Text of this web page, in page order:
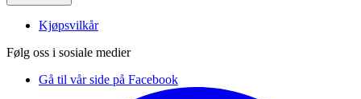
Kjøpsvilkår
Følg oss i sosiale medier
Gå til vår side på Facebook